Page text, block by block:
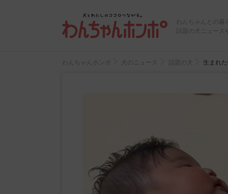
わんちゃんとの
話題の犬ニュー
わんちゃんホンポ 犬のニュース 話題の犬 生まれ